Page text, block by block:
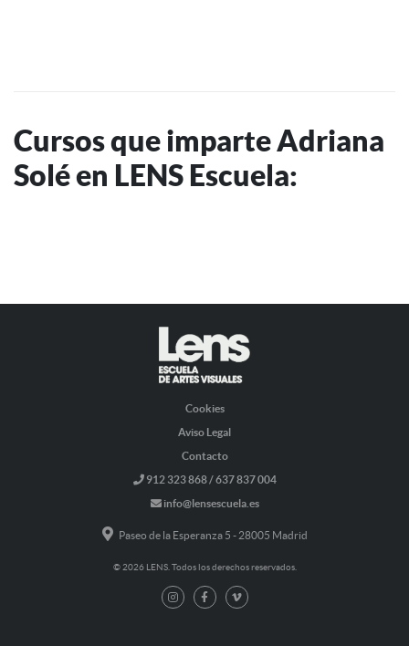
Cursos que imparte Adriana
Solé en LENS Escuela:
Cookies
Aviso Legal
Contacto
912 323 868 / 637 837 004
info@lensescuela.es
Paseo de la Esperanza 5 - 28005 Madrid
© 2026 LENS. Todos los derechos reservados.